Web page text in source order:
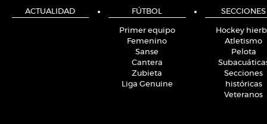
ACTUALIDAD FÚTBOL
Primer equipo
Femenino
Sanse
Cantera
Zubieta
Liga Genuine
SECCIONES
Hockey
Atletismo
Pelota
Secciones
históricas
Veteranos